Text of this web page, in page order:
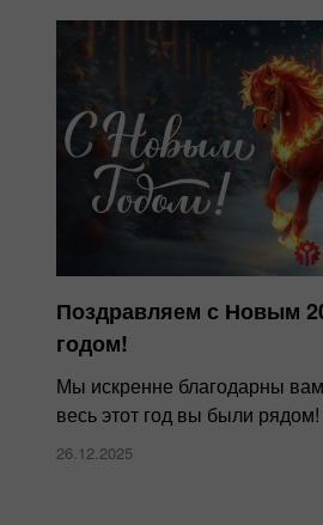
Поздравляем с Новым
годом!
Мы искренне благодарны вам
весь этот год вы были рядом!
26.12.2025